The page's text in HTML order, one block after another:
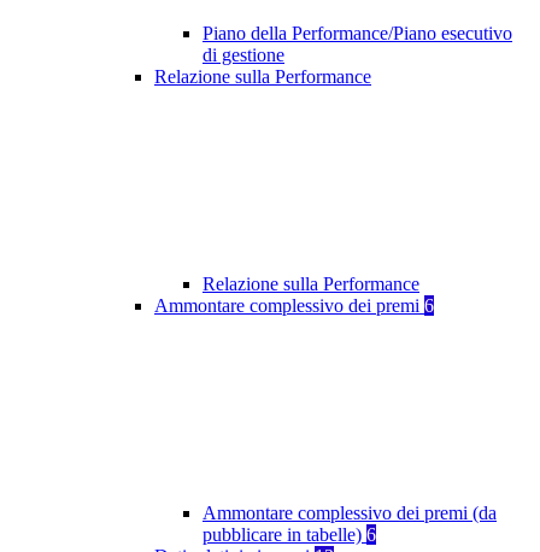
Piano della Performance/Piano esecutivo
di gestione
Relazione sulla Performance
Relazione sulla Performance
Ammontare complessivo dei premi 6
Ammontare complessivo dei premi (da
pubblicare in tabelle) 6